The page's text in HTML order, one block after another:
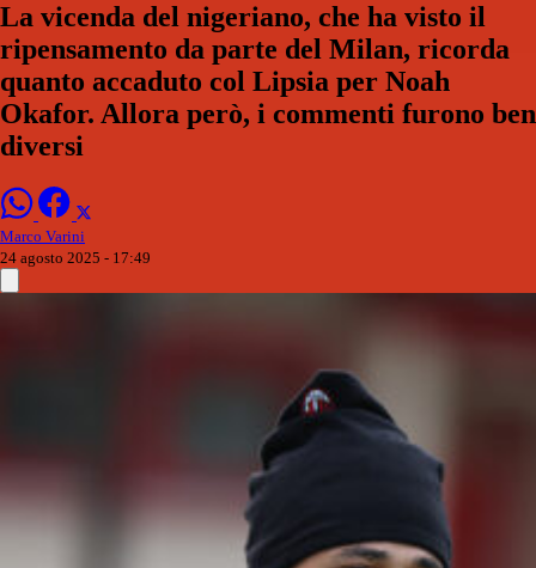
La vicenda del nigeriano, che ha visto il
ripensamento da parte del Milan, ricorda
quanto accaduto col Lipsia per Noah
Okafor. Allora però, i commenti furono ben
diversi
Marco Varini
24 agosto 2025 - 17:49